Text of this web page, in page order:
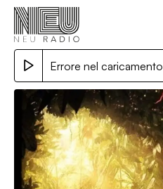
Errore nel caricamento